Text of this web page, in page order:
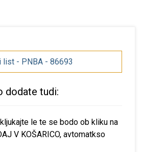
list - PNBA - 86693
dodate tudi:
le te se bodo ob kliku na
V KOŠARICO, avtomatkso